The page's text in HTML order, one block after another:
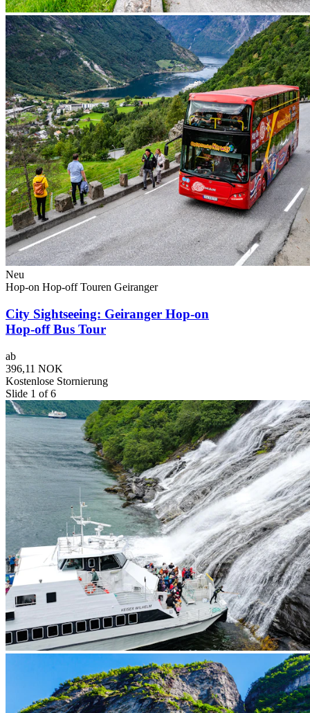
Neu
Hop-on Hop-off Touren Geiranger
City Sightseeing: Geiranger Hop-on
Hop-off Bus Tour
ab
396,11 NOK
Kostenlose Stornierung
Slide 1 of 6